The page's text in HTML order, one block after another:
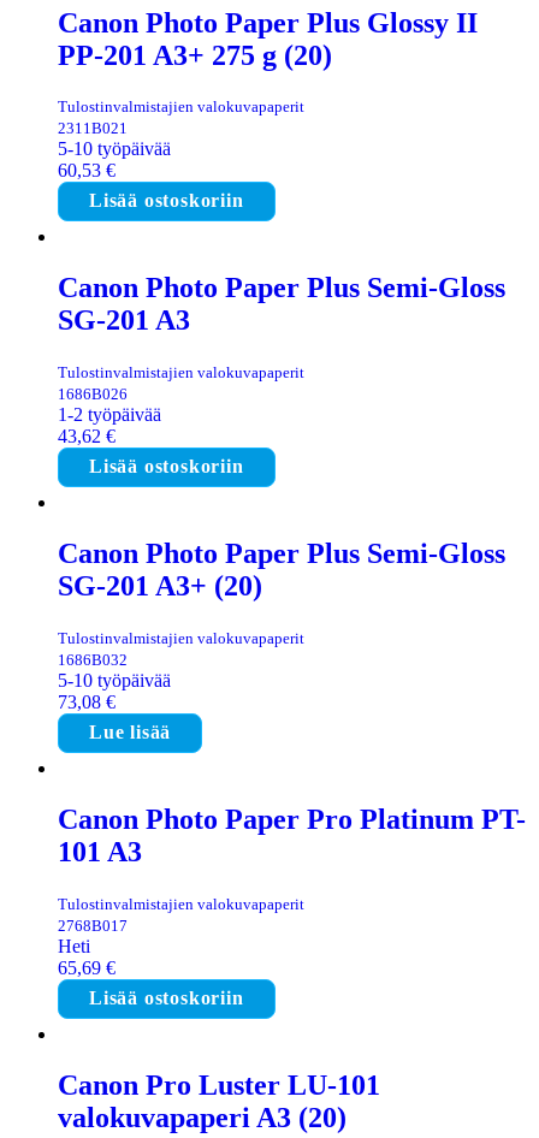
Canon Photo Paper Plus Glossy II
PP-201 A3+ 275 g (20)
Tulostinvalmistajien valokuvapaperit
2311B021
5-10 työpäivää
60,53 €
Lisää ostoskoriin
Canon Photo Paper Plus Semi-Gloss
SG-201 A3
Tulostinvalmistajien valokuvapaperit
1686B026
1-2 työpäivää
43,62 €
Lisää ostoskoriin
Canon Photo Paper Plus Semi-Gloss
SG-201 A3+ (20)
Tulostinvalmistajien valokuvapaperit
1686B032
5-10 työpäivää
73,08 €
Lue lisää
Canon Photo Paper Pro Platinum PT-
101 A3
Tulostinvalmistajien valokuvapaperit
2768B017
Heti
65,69 €
Lisää ostoskoriin
Canon Pro Luster LU-101
valokuvapaperi A3 (20)